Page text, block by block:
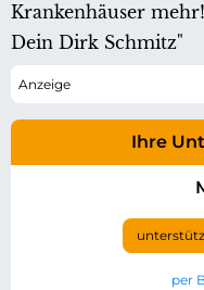
Krankenhäuser mehr!
Dein Dirk Schmitz"
Ihre
per